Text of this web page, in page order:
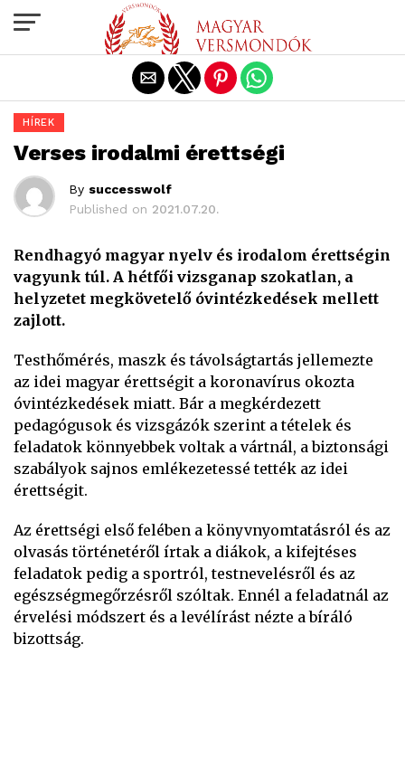
HÍREK
Verses irodalmi érettségi
By successwolf
Published on 2021.07.20.
Rendhagyó magyar nyelv és irodalom érettségin
vagyunk túl. A hétfői vizsganap szokatlan, a
helyzetet megkövetelő óvintézkedések mellett
zajlott.
Testhőmérés, maszk és távolságtartás jellemezte
az idei magyar érettségit a koronavírus okozta
óvintézkedések miatt. Bár a megkérdezett
pedagógusok és vizsgázók szerint a tételek és
feladatok könnyebbek voltak a vártnál, a biztonsági
szabályok sajnos emlékezetessé tették az idei
érettségit.
Az érettségi első felében a könyvnyomtatásról és az
olvasás történetéről írtak a diákok, a kifejtéses
feladatok pedig a sportról, testnevelésről és az
egészségmegőrzésről szóltak. Ennél a feladatnál az
érvelési módszert és a levélírást nézte a bíráló
bizottság.
Exit mobile version